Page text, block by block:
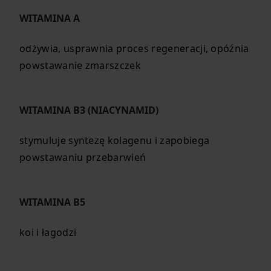
WITAMINA A
odżywia, usprawnia proces regeneracji, opóźnia
powstawanie zmarszczek
WITAMINA B3 (NIACYNAMID)
stymuluje syntezę kolagenu i zapobiega
powstawaniu przebarwień
WITAMINA B5
koi i łagodzi